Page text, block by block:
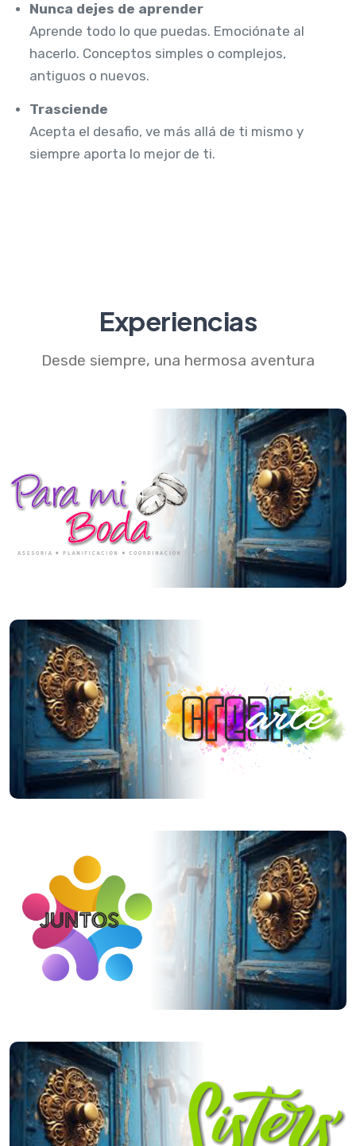
Nunca dejes de aprender
Aprende todo lo que puedas. Emociónate al
hacerlo. Conceptos simples o complejos,
antiguos o nuevos.
Trasciende
Acepta el desafio, ve más allá de ti mismo y
siempre aporta lo mejor de ti.
Experiencias
Desde siempre, una hermosa aventura